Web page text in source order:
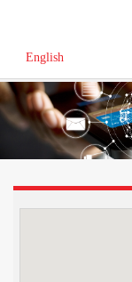
English